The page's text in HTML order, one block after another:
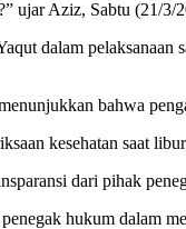
ujar Aziz, Sabtu (21/
dalam pelaksanaan
bahwa
kesehatan saat
dari pihak
hukum dalam